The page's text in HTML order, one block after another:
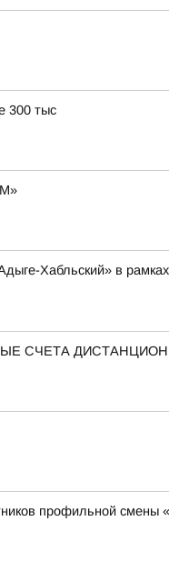
300 тыс
Хабльский» в
СЧЕТА
профильной